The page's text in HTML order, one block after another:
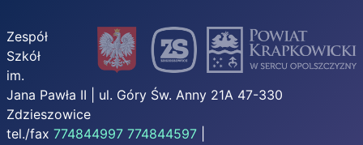
Zespół
Szkół
im.
Jana Pawła II | ul. Góry Św. Anny 21A 47-330
Zdzieszowice
tel./fax 774844997 774844597